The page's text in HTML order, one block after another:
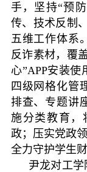
手，坚持“预
传、技术反制
五维工作体系
反诈素材，覆
心”APP安装
四级网格化管
排查、专题讲
施分类教育，
政；压实党政
全力守护学生财
尹龙对工